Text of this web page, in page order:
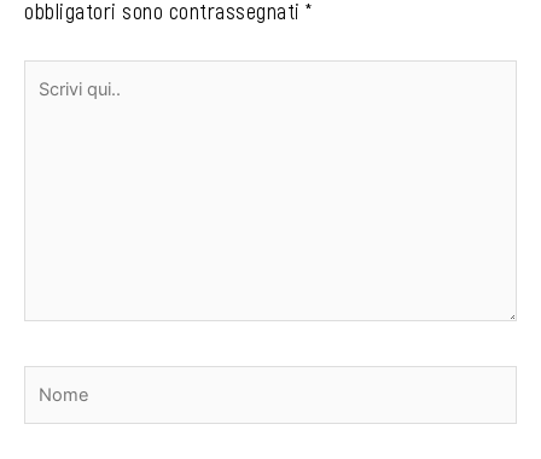
obbligatori sono contrassegnati *